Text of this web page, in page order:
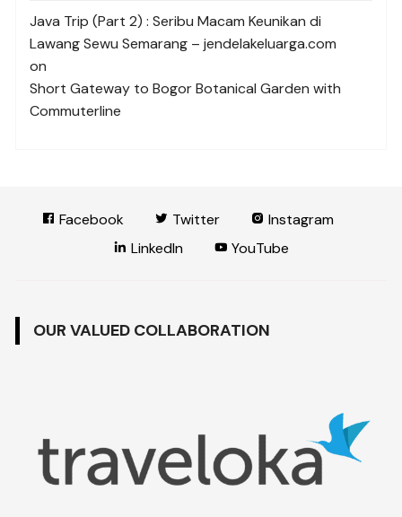
Java Trip (Part 2) : Seribu Macam Keunikan di
Lawang Sewu Semarang – jendelakeluarga.com
on
Short Gateway to Bogor Botanical Garden with
Commuterline
Facebook Twitter
Instagram
LinkedIn
YouTube
OUR VALUED COLLABORATION